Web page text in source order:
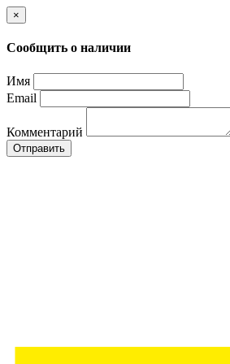
×
Сообщить о наличии
Имя
Email
Комментарий
Отправить